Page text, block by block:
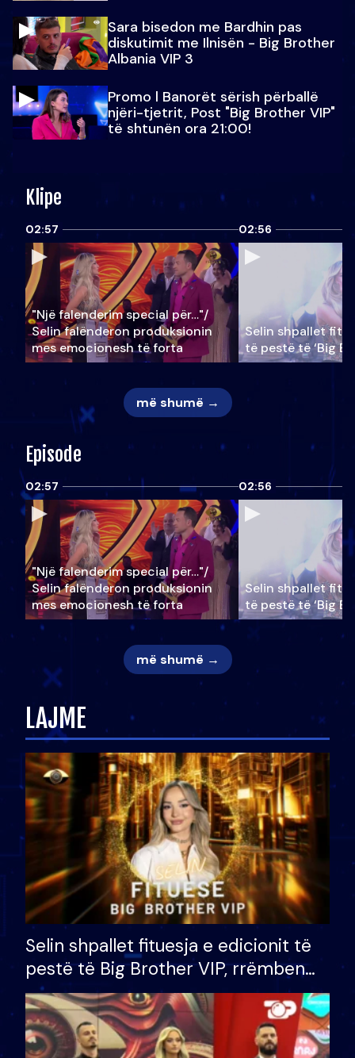
Sara bisedon me Bardhin pas
diskutimit me Ilnisën - Big Brother
Albania VIP 3
Promo l Banorët sërish përballë
njëri-tjetrit, Post "Big Brother VIP"
të shtunën ora 21:00!
Klipe
02:57
"Një falenderim special për…"/
Selin falënderon produksionin
mes emocionesh të forta
02:56
Selin shpallet
të pestë të ‘Big
më shumë →
Episode
02:57
"Një falenderim special për…"/
Selin falënderon produksionin
mes emocionesh të forta
02:56
Selin shpallet
të pestë të ‘Big
më shumë →
LAJME
Selin shpallet fituesja e edicionit të
pestë të Big Brother VIP, rrëmben
çmimin e madh prej 100 mijë eurosh